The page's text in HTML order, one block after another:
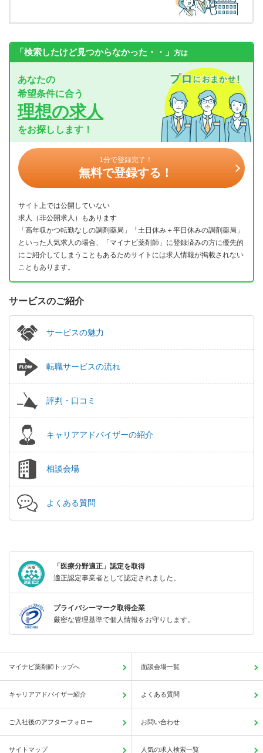
「検索したけど見つからなかった・・」 方は
あなたの
希望条件に合う
理想の求人
をお探しします！
1分で登録完了！
無料で登録する！
サイト上では公開していない
求人（非公開求人）もあります
「高年収かつ転勤なしの調剤薬局」「土日休み＋平日休みの調剤薬局」
といった人気求人の場合、「マイナビ薬剤師」に登録済みの方に優先的
にご紹介してしまうこともあるためサイトには求人情報が掲載されない
こともあります。
サービスのご紹介
サービスの魅力
転職サービスの流れ
評判・口コミ
キャリアアドバイザーの紹介
相談会場
よくある質問
「医療分野適正」認定を取得
適正認定事業者として認定されました。
プライバシーマーク取得企業
厳密な管理基準で個人情報をお守りします。
マイナビ薬剤師トップへ 面談会場一覧
キャリアアドバイザー紹介 よくある質問
ご入社後のアフターフォロー お問い合わせ
サイトマップ 人気の求人検索一覧